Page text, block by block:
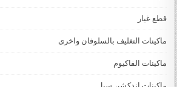
قطع غيار
ماكينات التغليف بالسلوفان واخرى
ماكينات الفاكيوم